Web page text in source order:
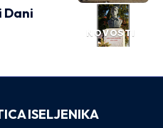
NOVOSTI
Dani
ISELJENIKA